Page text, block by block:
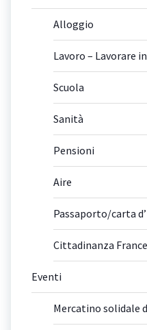
Alloggio
Lavoro – Lavorare
Scuola
Sanità
Pensioni
Aire
Passaporto/carta
Cittadinanza
Eventi
Mercatino solidale